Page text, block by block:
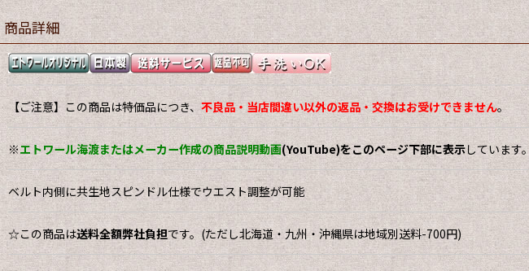
商品詳細
【ご注意】この商品は特価品につき、不良品・当店間違い以外の返品・交換はお受けできません。
※エトワール海渡またはメーカー作成の商品説明動画(YouTube)をこのページ下部に表示しています。
ベルト内側に共生地スピンドル仕様でウエスト調整が可能
☆この商品は送料全額弊社負担です。(ただし北海道・九州・沖縄県は地域別送料-700円)